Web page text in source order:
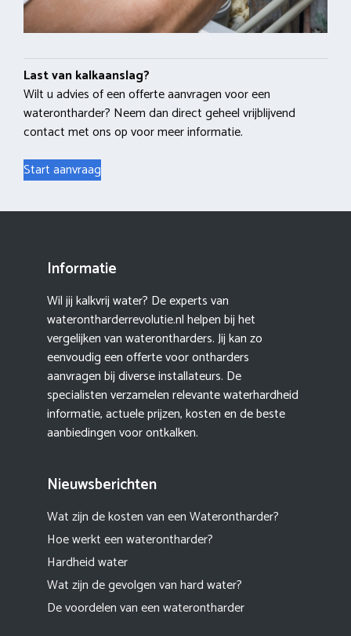
Last van kalkaanslag?
Wilt u advies of een offerte aanvragen voor een
waterontharder? Neem dan direct geheel vrijblijvend
contact met ons op voor meer informatie.
Start aanvraag
Informatie
Wil jij kalkvrij water? De experts van
waterontharderrevolutie.nl helpen bij het
vergelijken van waterontharders. Jij kan zo
eenvoudig een offerte voor ontharders
aanvragen bij diverse installateurs. De
specialisten verzamelen relevante waterhardheid
informatie, actuele prijzen, kosten en de beste
aanbiedingen voor ontkalken.
Nieuwsberichten
Wat zijn de kosten van een Waterontharder?
Hoe werkt een waterontharder?
Hardheid water
Wat zijn de gevolgen van hard water?
De voordelen van een waterontharder